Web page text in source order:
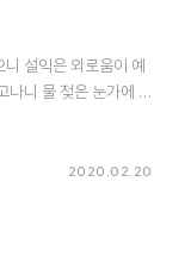
설익은 외로움이 예
나니 물 젖은 눈가에 달
2020.02.20